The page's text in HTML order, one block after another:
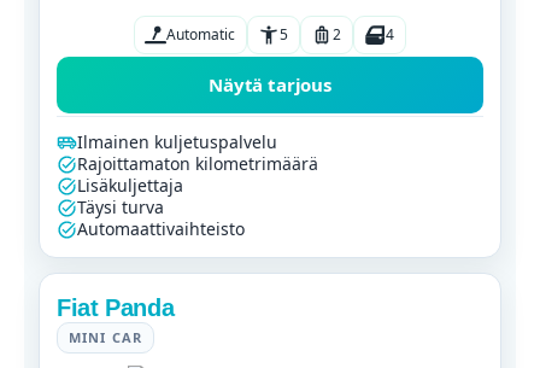
Automatic 5 2 4
Näytä tarjous
Ilmainen kuljetuspalvelu
Rajoittamaton kilometrimäärä
Lisäkuljettaja
Täysi turva
Automaattivaihteisto
Fiat Panda
MINI CAR